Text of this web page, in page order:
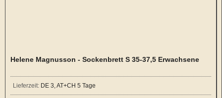
Helene Magnusson - Sockenbrett S 35-37,5 Erwachsene
Lieferzeit: DE 3, AT+CH 5 Tage